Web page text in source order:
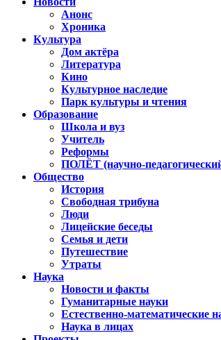
Анонс
Хроника
Культура
Дом актёра
Литература
Кино
Культурное наследие
Парк культуры и чтения
Образование
Школа и вуз
Учитель
Реформы
ПОЛЁТ (научно-
Общество
История
Свободная трибуна
Люди
Лицейские беседы
Семья и дети
Путешествие
Утраты
Наука
Новости и факты
Гуманитарные науки
Естественно-математические
Наука в лицах